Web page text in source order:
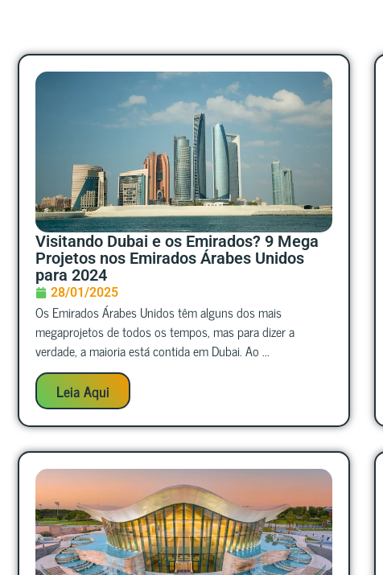
Visitando Dubai e os Emirados? 9 Mega
Projetos nos Emirados Árabes Unidos
para 2024
28/01/2025
Os Emirados Árabes Unidos têm alguns dos mais
megaprojetos de todos os tempos, mas para dizer a
verdade, a maioria está contida em Dubai. Ao ...
Leia Aqui